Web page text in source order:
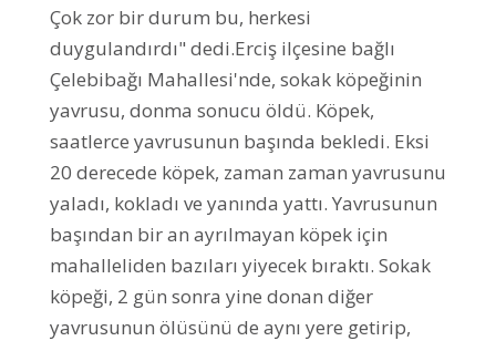
Çok zor bir durum bu, herkesi
duygulandırdı" dedi.Erciş ilçesine bağlı
Çelebibağı Mahallesi'nde, sokak köpeğinin
yavrusu, donma sonucu öldü. Köpek,
saatlerce yavrusunun başında bekledi. Eksi
20 derecede köpek, zaman zaman yavrusunu
yaladı, kokladı ve yanında yattı. Yavrusunun
başından bir an ayrılmayan köpek için
mahalleliden bazıları yiyecek bıraktı. Sokak
köpeği, 2 gün sonra yine donan diğer
yavrusunun ölüsünü de aynı yere getirip,